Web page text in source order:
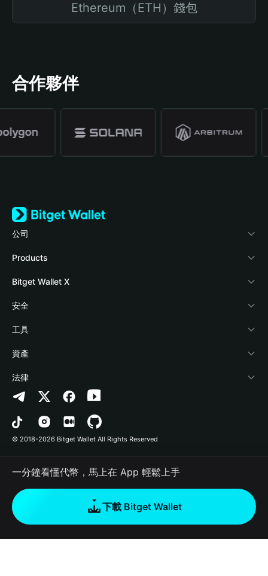
Ethereum（ETH）錢包
合作夥伴
公司
關於 Bitget Wallet
部落格
學院
加密資訊
幫助中心
‌聯繫我們
品牌資源
工作機會
Products
Crypto Card
Stablecoin Earn
Payfi Crypto
Crypto Swap API
Altcoin Season Index
Prediction Markets
DApp
RWA
如何購買加密貨幣
Bitget Wallet X
開發者文件
連接錢包
Bitget Wallet Pay
合作上架
安全
風險保障基金
安全防護技術
工具
快捷買幣
授權檢測
合約檢測
批次轉帳
資產
Arbitrum
Avalanche
Bitcoin
Polygon
法律
隱私協議
用戶使用協議
© 2018-2026 Bitget Wallet All Rights Reserved
一分鐘看懂代幣，馬上在 App 輕鬆上手
下載 Bitget Wallet